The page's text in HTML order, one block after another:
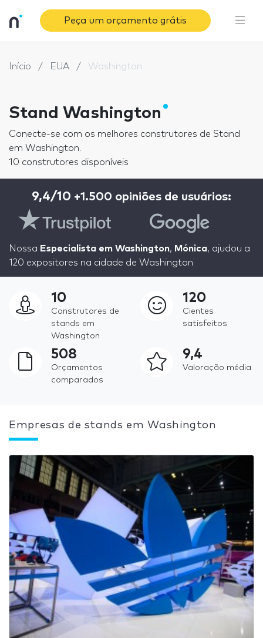
Peça um orçamento grátis
Início EUA Washington
Stand Washington
Conecte-se com os melhores construtores de Stand
em Washington.
10 construtores disponíveis
9,4/10 +1.500 opiniões de usuários:
Nossa Especialista em Washington, Mónica, ajudou a
120 expositores na cidade de Washington
10
Construtores de
stands em
Washington
120
Cientes
satisfeitos
508
Orçamentos
comparados
9,4
Valoração média
Empresas de stands em Washington